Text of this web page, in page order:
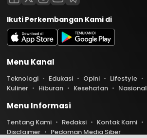
Ikuti Perkembangan Kami di
Menu Kanal
Teknologi Edukasi Opini Lifestyle
Kuliner
Hiburan Kesehatan Nasional
Menu Informasi
Tentang Kami Redaksi Kontak Kami
Disclaimer
Pedoman Media Siber